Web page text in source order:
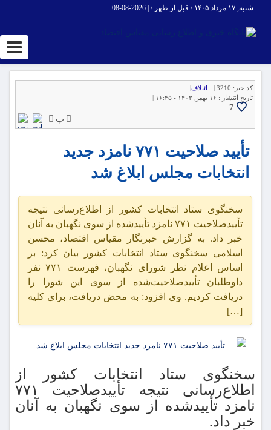
شنبه, ۱۷ مرداد ۱۴۰۵ / قبل از ظهر / 2026-08-08
کد خبر: 3210 | ائتلاف
تاریخ انتشار : ۱۶ بهمن ۱۴۰۲ - ۱۶:۴۵ |
7
پ
تأیید صلاحیت ۷۷۱ نامزد جدید
انتخابات مجلس ابلاغ شد
سخنگوی ستاد انتخابات کشور از اطلاع‌رسانی نتیجه
تأییدصلاحیت ۷۷۱ نامزد تأییدشده از سوی نگهبان به آنان
خبر داد. به گزارش خبرنگار مقیاس اقتصاد، محسن
اسلامی سخنگوی ستاد انتخابات کشور بیان کرد: بر
اساس اعلام نظر شورای نگهبان، فهرست ۷۷۱ نفر
داوطلبان تأییدصلاحیت‌شده از سوی این شورا را
دریافت کردیم. وی افزود: به محض دریافت، برای کلیه
[…]
سخنگوی ستاد انتخابات کشور از
اطلاع‌رسانی نتیجه تأییدصلاحیت ۷۷۱
نامزد تأییدشده از سوی نگهبان به آنان
خبر داد.